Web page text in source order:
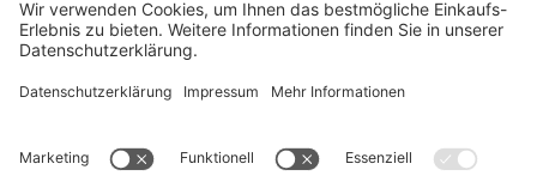
+41 44 240 / 11 55
+41 44 240 / 11 57
info@office-trade.ch